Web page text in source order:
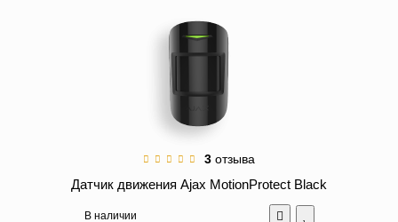
3 отзыва
Датчик движения Ajax MotionProtect Black
В наличии